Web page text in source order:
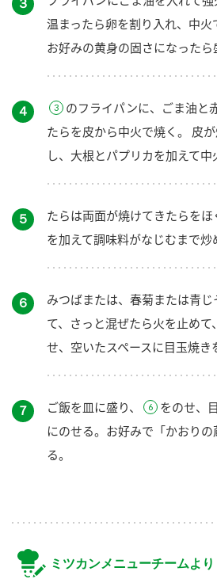
温まったら卵を割り入れ、中火
お好みの黄身の固さになったら
４
のフライパンに、ごま油と
たらを皮から中火で焼く。 皮
し、大根とパプリカを加えて中
５
たらは両面が焼けてきたらをほ
を加えて調味料がなじむまで炒
６
みつばまたは、春菊または青じ
て、さっと混ぜたら火を止め
せ、空いたスペースに目玉焼き
７ ご飯を皿に盛り、
をのせ、
にのせる。お好みで「かおり
る。
ミツカンメニューチームより